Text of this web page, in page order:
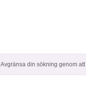
Avgränsa din sökning genom